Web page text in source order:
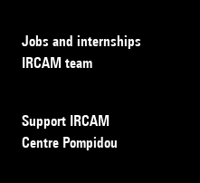
Jobs and internships
IRCAM team
Support IRCAM
Centre Pompidou